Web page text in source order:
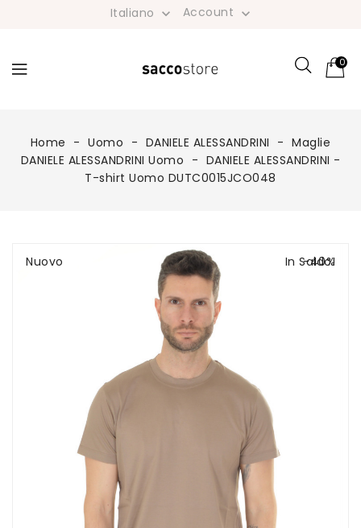
Italiano  Account 
0
Home Uomo DANIELE ALESSANDRINI
Maglie
DANIELE ALESSANDRINI Uomo
DANIELE ALESSANDRINI -
T-shirt Uomo DUTC0015JCO048
In Saldo!
-40%
Nuovo